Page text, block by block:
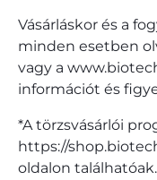
Vásárláskor és a
minden esetben
vagy a
információt és
*A törzsvásárlói
https://
oldalon találhatóak.